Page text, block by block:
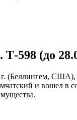
598 (до
(Беллингем, США),
и вошел в